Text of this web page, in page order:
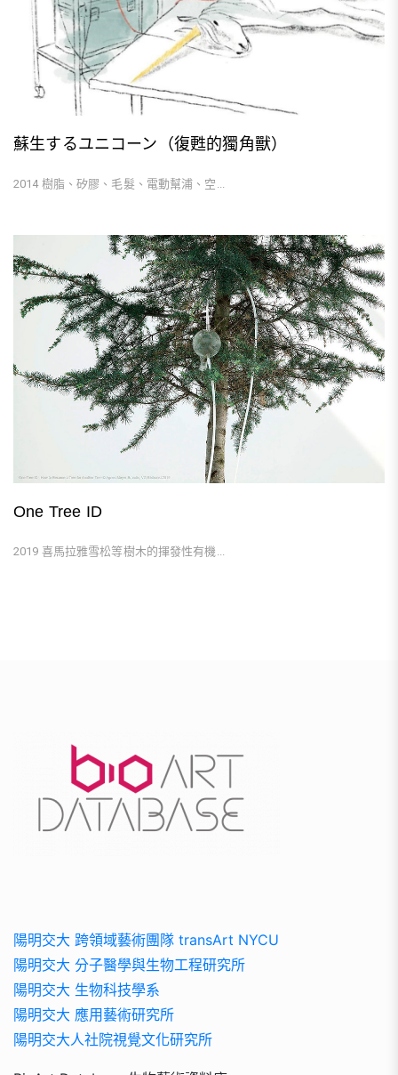
蘇生するユニコーン（復甦的獨角獸）
2014 樹脂、矽膠、毛髮、電動幫浦、空...
One Tree ID
2019 喜馬拉雅雪松等樹木的揮發性有機...
陽明交大 跨領域藝術團隊 transArt NYCU
陽明交大 分子醫學與生物工程研究所
陽明交大 生物科技學系
陽明交大 應用藝術研究所
陽明交大人社院視覺文化研究所